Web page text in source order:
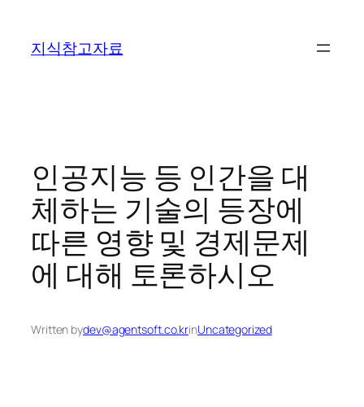
지식참고자료
인공지능 등 인간을 대
체하는 기술의 등장에
따른 영향 및 경제문제
에 대해 토론하시오
Written bydev@agentsoft.co.krinUncategorized